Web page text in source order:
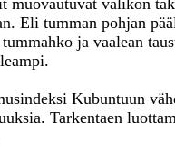
muovautuvat valikon
Eli tumman pohjan
ja vaalean
Kubuntuun
Tarkentaen